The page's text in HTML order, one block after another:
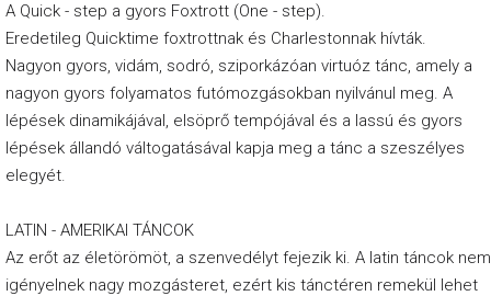
t
É
r
t
é
e
l
A Quick - step a gyors Foxtrott (One - step).
Eredetileg Quicktime foxtrottnak és Charlestonnak hívták.
Nagyon gyors, vidám, sodró, sziporkázóan virtuóz tánc, amely a
nagyon gyors folyamatos futómozgásokban nyilvánul meg. A
lépések dinamikájával, elsöprő tempójával és a lassú és gyors
lépések állandó váltogatásával kapja meg a tánc a szeszélyes
elegyét.
LATIN - AMERIKAI TÁNCOK
Az erőt az életörömöt, a szenvedélyt fejezik ki. A latin táncok nem
igényelnek nagy mozgásteret, ezért kis tánctéren remekül lehet